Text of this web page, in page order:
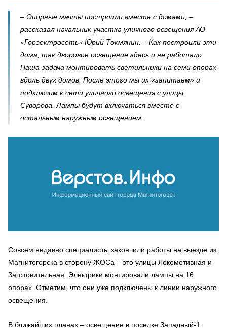
– Опорные мачты построили вместе с домами, –
рассказал начальник участка уличного освещения АО
«Горэектросеть» Юрий Токмянин. – Как построили эти
дома, так дворовое освещение здесь и не работало.
Наша задача монтировать светильники на семи опорах
вдоль двух домов. После этого мы их «запитаем» и
подключим к сети уличного освещения с улицы
Суворова. Лампы будут включаться вместе с
остальным наружным освещением.
Совсем недавно специалисты закончили работы на выезде из
Магнитогорска в сторону ЖОСа – это улицы Локомотивная и
Заготовительная. Электрики монтировали лампы на 16
опорах. Отметим, что они уже подключены к линии наружного
освещения.
В ближайших планах – освещение в поселке Западный-1.